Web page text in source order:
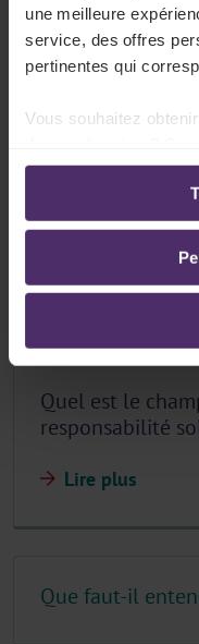
une meilleure
service, des offres
pertinentes qui
Vous souhaitez
ligne:
Politique de
d’utilisation des
Lisez d'abord
Que faut-il
solidaire pour
Lire plus
Quel est le
responsabilité
Lire plus
Que faut-il